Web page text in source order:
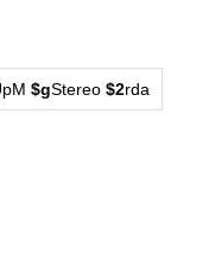
$gStereo $2rda